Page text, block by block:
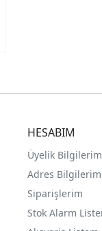
HESABIM
Üyelik Bilgilerim
Adres Bilgilerim
Siparişlerim
Stok Alarm